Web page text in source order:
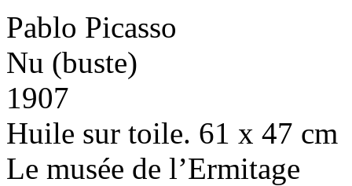
Pablo Picasso
Nu (buste)
1907
Huile sur toile. 61 x 47 cm
Le musée de l’Ermitage